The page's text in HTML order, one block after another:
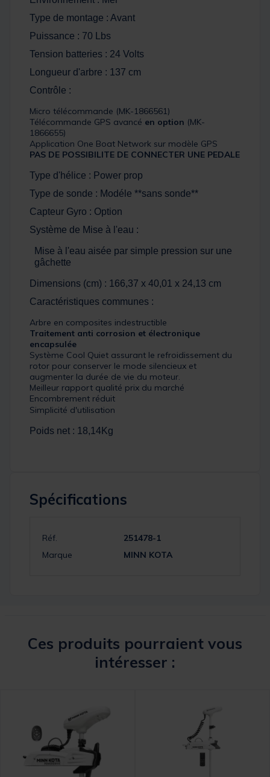
Type de montage : Avant
Puissance : 70 Lbs
Tension batteries : 24 Volts
Longueur d'arbre : 137 cm
Contrôle :
Micro télécommande (MK-1866561)
Télécommande GPS avancé en option (MK-
1866655)
Application One Boat Network sur modèle GPS
PAS DE POSSIBILITE DE CONNECTER UNE PEDALE
Type d'hélice : Power prop
Type de sonde : Modéle **sans sonde**
Capteur Gyro : Option
Système de Mise à l'eau :
Mise à l'eau aisée par simple pression sur une
gâchette
Dimensions (cm) : 166,37 x 40,01 x 24,13 cm
Caractéristiques communes :
Arbre en composites indestructible
Traitement anti corrosion et électronique
encapsulée
Système Cool Quiet assurant le refroidissement du
rotor pour conserver le mode silencieux et
augmenter la durée de vie du moteur.
Meilleur rapport qualité prix du marché
Encombrement réduit
Simplicité d'utilisation
Poids net : 18,14Kg
Spécifications
Réf.
251478-1
Marque
MINN KOTA
Ces produits pourraient vous
intéresser :